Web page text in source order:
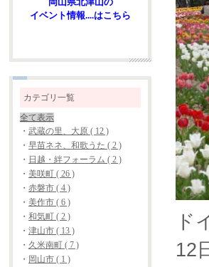
イベント情報....はこちら
カテゴリ一覧
全て表示
・ 武蔵の里、大原 ( 12 )
・ 早苗ネネ、和歌うた ( 2 )
・ 日越・絆フォーラム ( 2 )
・ 美咲町 ( 26 )
・ 赤磐市 ( 4 )
・ 美作市 ( 6 )
・ 和気町 ( 2 )
・ 津山市 ( 13 )
・ 久米南町 ( 7 )
・ 岡山市 ( 1 )
ド
12